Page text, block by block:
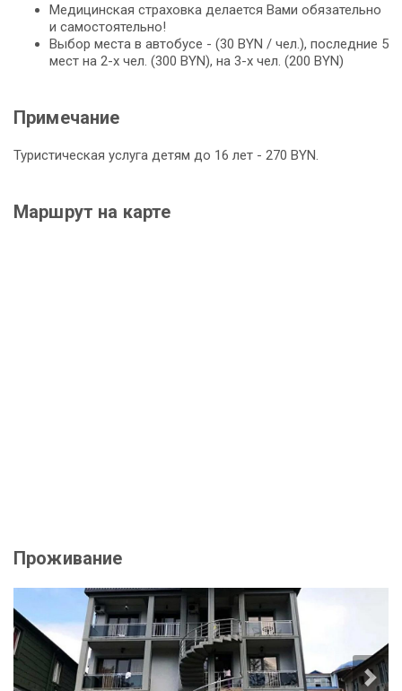
Медицинская страховка делается Вами обязательно
и самостоятельно!
Выбор места в автобусе - (30 BYN / чел.), последние 5
мест на 2-х чел. (300 BYN), на 3-х чел. (200 BYN)
Примечание
Туристическая услуга детям до 16 лет - 270 BYN.
Маршрут на карте
Проживание